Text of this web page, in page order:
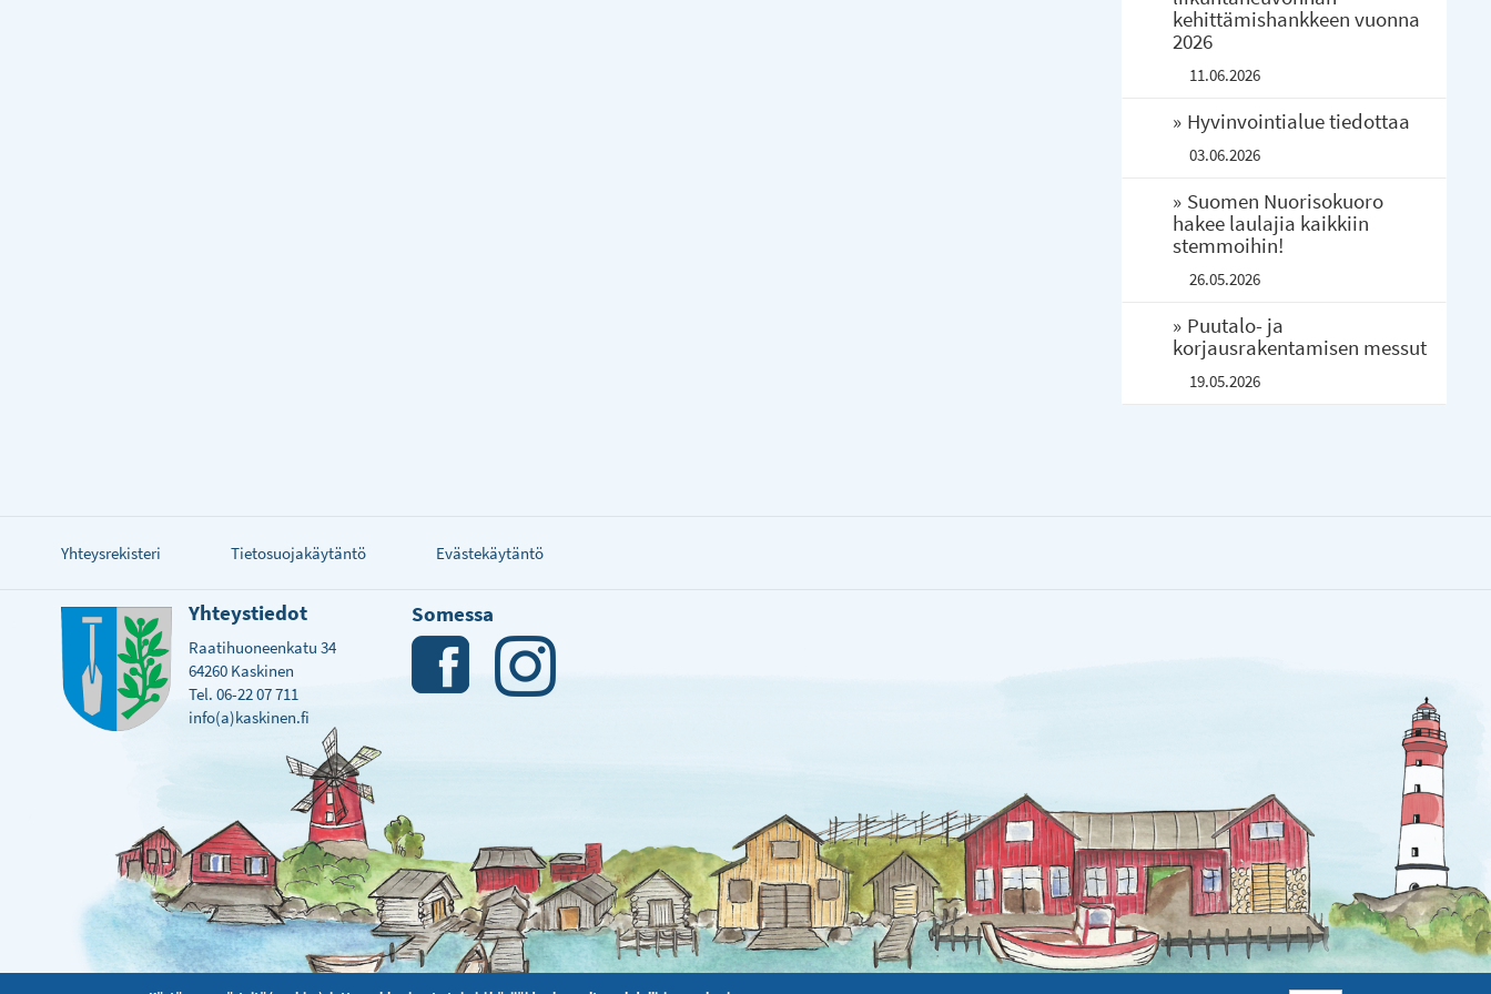
kehittämishankkeen vuonna
2026
11.06.2026
Hyvinvointialue tiedottaa
03.06.2026
Suomen Nuorisokuoro
hakee laulajia kaikkiin
stemmoihin!
26.05.2026
Puutalo- ja
korjausrakentamisen messut
19.05.2026
Yhteysrekisteri Tietosuojakäytäntö Evästekäytäntö
Yhteystiedot
Raatihuoneenkatu 34
64260 Kaskinen
Tel. 06-22 07 711
info(a)kaskinen.fi
Somessa